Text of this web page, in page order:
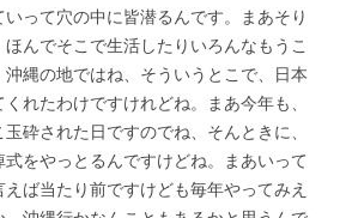
って穴の中に皆潜るんです。まあそり
んでそこで生活したりいろんなもうこ
縄の地ではね、そういうとこで、日本
れたわけですけれどね。まあ今年も、
砕された日ですのでね、そんときに、
をやっとるんですけどね。まあいって
ば当たり前ですけども毎年やってみえ